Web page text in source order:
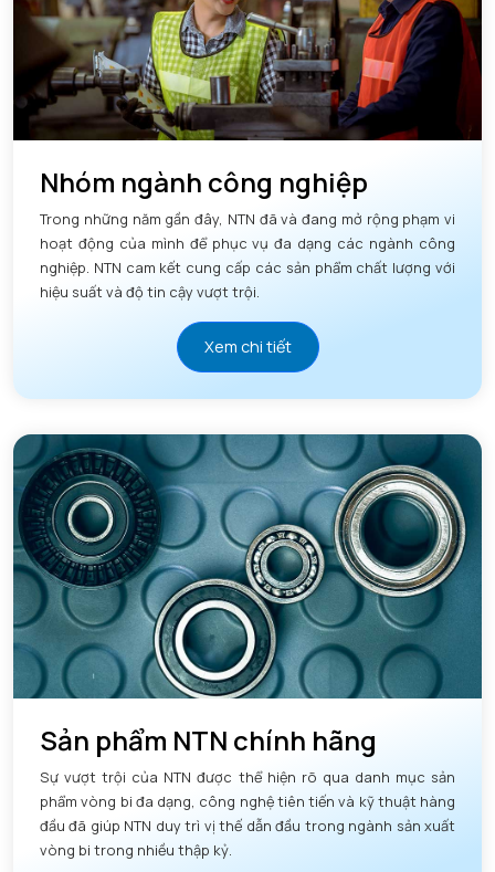
Nhóm ngành công nghiệp
Trong những năm gần đây, NTN đã và đang mở rộng phạm vi
hoạt động của mình để phục vụ đa dạng các ngành công
nghiệp. NTN cam kết cung cấp các sản phẩm chất lượng với
hiệu suất và độ tin cậy vượt trội.
Xem chi tiết
Sản phẩm NTN chính hãng
Sự vượt trội của NTN được thể hiện rõ qua danh mục sản
phẩm vòng bi đa dạng, công nghệ tiên tiến và kỹ thuật hàng
đầu đã giúp NTN duy trì vị thế dẫn đầu trong ngành sản xuất
vòng bi trong nhiều thập kỷ.